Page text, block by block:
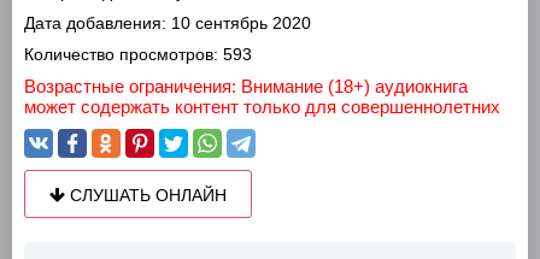
Дата добавления: 10 сентябрь 2020
Количество просмотров: 593
Возрастные ограничения: Внимание (18+) аудиокнига
может содержать контент только для совершеннолетних
СЛУШАТЬ ОНЛАЙН